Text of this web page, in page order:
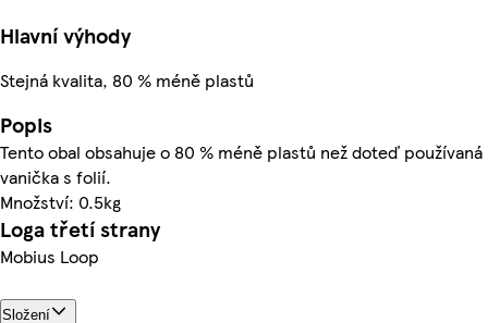
Hlavní výhody
Stejná kvalita, 80 % méně plastů
Popis
Tento obal obsahuje o 80 % méně plastů než doteď používaná
vanička s folií.
Množství: 0.5kg
Loga třetí strany
Mobius Loop
Složení